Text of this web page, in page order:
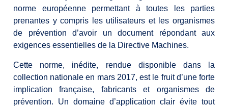
norme européenne permettant à toutes les parties
prenantes y compris les utilisateurs et les organismes
de prévention d’avoir un document répondant aux
exigences essentielles de la Directive Machines.
Cette norme, inédite, rendue disponible dans la
collection nationale en mars 2017, est le fruit d’une forte
implication française, fabricants et organismes de
prévention. Un domaine d’application clair évite tout